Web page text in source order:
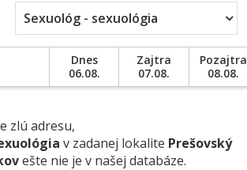
Sexuológ - sexuológia
Dnes
06.08.
Zajtra
07.08.
Pozajtra
08.08.
zlú adresu,
v zadanej lokalite Prešovský
ešte nie je v našej databáze.